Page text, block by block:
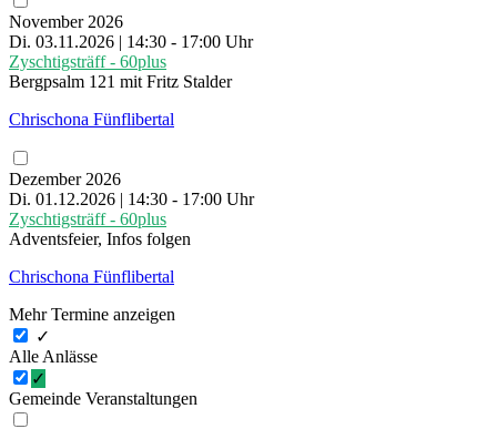
November 2026
Di. 03.11.2026 | 14:30 - 17:00 Uhr
Zyschtigsträff - 60plus
Bergpsalm 121 mit Fritz Stalder
Chrischona Fünflibertal
Dezember 2026
Di. 01.12.2026 | 14:30 - 17:00 Uhr
Zyschtigsträff - 60plus
Adventsfeier, Infos folgen
Chrischona Fünflibertal
Mehr Termine anzeigen
✓
Alle Anlässe
✓
Gemeinde Veranstaltungen